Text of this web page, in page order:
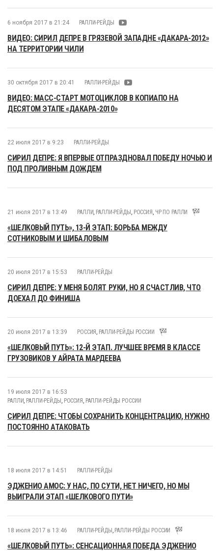
6 ноября 2017 в 21:24 РАЛЛИ-РЕЙДЫ
ВИДЕО: СИРИЛ ДЕПРЕ В ГРЯЗЕВОЙ ЗАПАДНЕ «ДАКАРА-2012»
НА ТЕРРИТОРИИ ЧИЛИ
30 октября 2017 в 20:41 РАЛЛИ-РЕЙДЫ
ВИДЕО: МАСС-СТАРТ МОТОЦИКЛОВ В КОПИАПО НА
ДЕСЯТОМ ЭТАПЕ «ДАКАРА-2010»
22 июля 2017 в 9:23 РАЛЛИ-РЕЙДЫ
СИРИЛ ДЕПРЕ: Я ВПЕРВЫЕ ОТПРАЗДНОВАЛ ПОБЕДУ НОЧЬЮ И
ПОД ПРОЛИВНЫМ ДОЖДЕМ
21 июля 2017 в 13:49 РАЛЛИ, РАЛЛИ-РЕЙДЫ , РОССИЯ , ЧР ПО РАЛЛИ
«ШЕЛКОВЫЙ ПУТЬ», 13-Й ЭТАП: БОРЬБА МЕЖДУ
СОТНИКОВЫМ И ШИБАЛОВЫМ
20 июля 2017 в 15:53 РАЛЛИ-РЕЙДЫ
СИРИЛ ДЕПРЕ: У МЕНЯ БОЛЯТ РУКИ, НО Я СЧАСТЛИВ, ЧТО
ДОЕХАЛ ДО ФИНИША
20 июля 2017 в 13:39 РОССИЯ , РАЛЛИ-РЕЙДЫ РОССИИ
«ШЕЛКОВЫЙ ПУТЬ»: 12-Й ЭТАП. ЛУЧШЕЕ ВРЕМЯ В КЛАССЕ
ГРУЗОВИКОВ У АЙРАТА МАРДЕЕВА
19 июля 2017 в 16:53
РАЛЛИ, РАЛЛИ-РЕЙДЫ , РОССИЯ , РАЛЛИ-РЕЙДЫ РОССИИ
СИРИЛ ДЕПРЕ: ЧТОБЫ СОХРАНИТЬ КОНЦЕНТРАЦИЮ, НУЖНО
ПОСТОЯННО АТАКОВАТЬ
18 июля 2017 в 14:51 РАЛЛИ-РЕЙДЫ
ЭДЖЕНИО АМОС: У НАС, ПО СУТИ, НЕТ НИЧЕГО, НО МЫ
ВЫИГРАЛИ ЭТАП «ШЕЛКОВОГО ПУТИ»
18 июля 2017 в 13:46 РАЛЛИ-РЕЙДЫ , РАЛЛИ-РЕЙДЫ РОССИИ
«ШЕЛКОВЫЙ ПУТЬ»: СЕНСАЦИОННАЯ ПОБЕДА ЭДЖЕНИО